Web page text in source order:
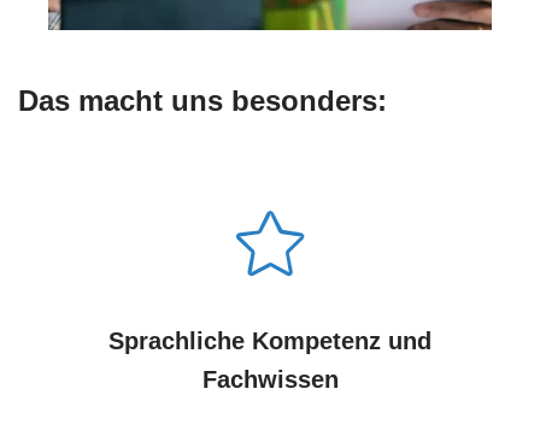
Das macht uns besonders:
Sprachliche Kompetenz und
Fachwissen